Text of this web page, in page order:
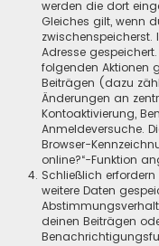
werden die dort
Gleiches gilt, wenn
zwischenspeicherst.
Adresse
folgenden Aktionen
Beiträgen (dazu
Änderungen an
Kontoaktivierung,
Anmeldeversuche.
Browser-
online?“-Funktion
Schließlich
weitere Daten
deinen Beiträgen